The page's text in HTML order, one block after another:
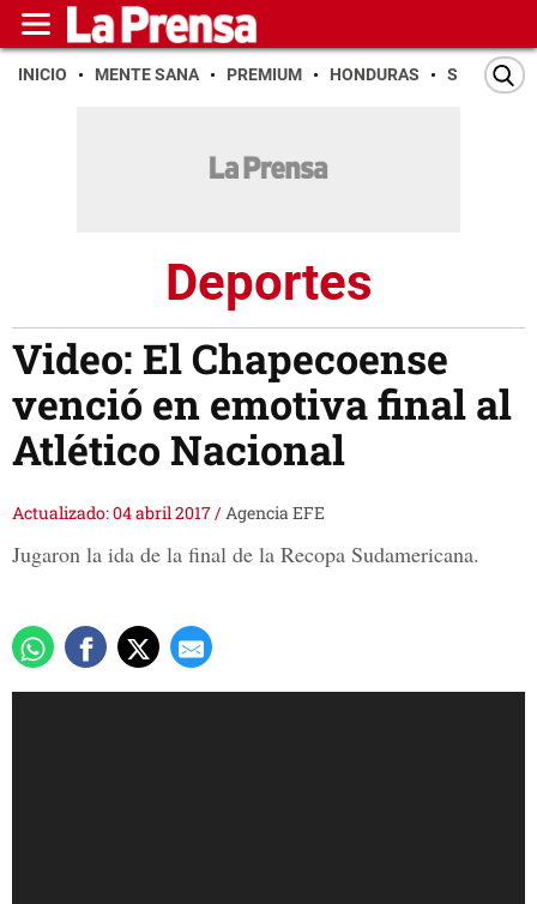
INICIO MENTE SANA PREMIUM HONDURAS SAN PEDRO
Deportes
Video: El Chapecoense
venció en emotiva final al
Atlético Nacional
Actualizado: 04 abril 2017/Agencia EFE
Jugaron la ida de la final de la Recopa Sudamericana.